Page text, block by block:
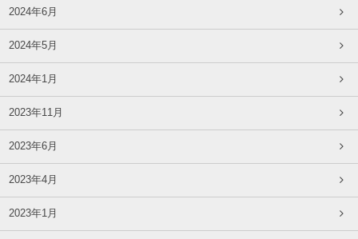
2024年6月
2024年5月
2024年1月
2023年11月
2023年6月
2023年4月
2023年1月